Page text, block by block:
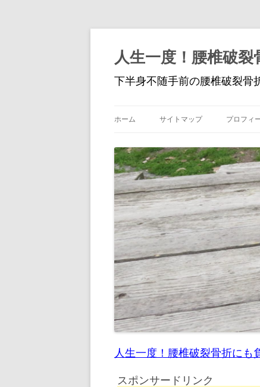
人生一度！腰椎破裂
下半身不随手前の腰椎破裂骨
ホーム サイトマップ プロフィ
人生一度！腰椎破裂骨折にも
スポンサードリンク